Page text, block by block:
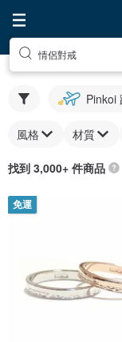
情侶對戒
Pinkoi
風格 材質
找到 3,000+ 件商品
免運